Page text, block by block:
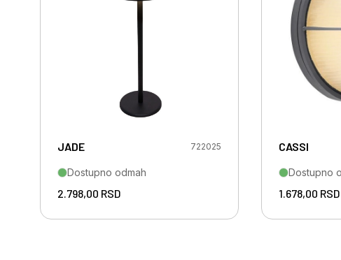
JADE 722025
Dostupno odmah
2.798,00 RSD
CASSI
Dostupno
1.678,00 RSD